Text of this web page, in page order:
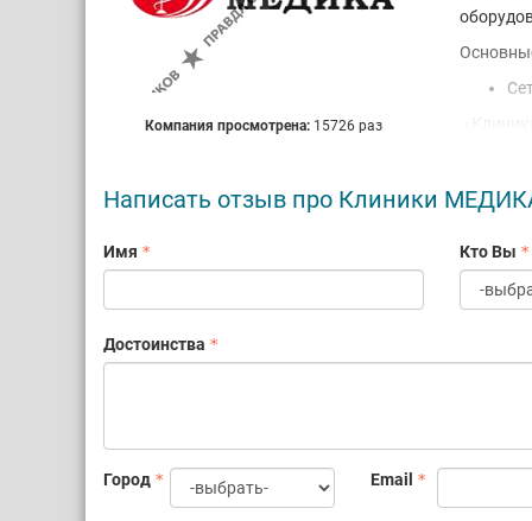
Компания просмотрена: 15726 раз
Наши
новые
Написать отзыв про Клиники
Имя Кто Вы
Достоинства
Город Email